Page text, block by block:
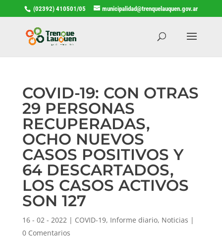
(02392) 410501/05 municipalidad@trenquelauquen.gov.ar
COVID-19: CON OTRAS
29 PERSONAS
RECUPERADAS,
OCHO NUEVOS
CASOS POSITIVOS Y
64 DESCARTADOS,
LOS CASOS ACTIVOS
SON 127
16 - 02 - 2022 | COVID-19, Informe diario, Noticias |
0 Comentarios